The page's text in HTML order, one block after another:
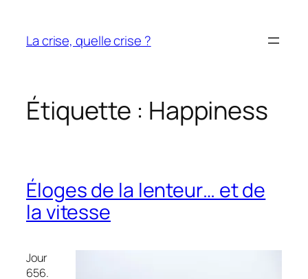
contenu
La crise, quelle crise ?
Étiquette : Happiness
Éloges de la lenteur… et de
la vitesse
Jour
656.